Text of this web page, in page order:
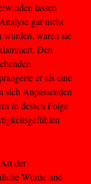
lassen
gar nicht
wurden, waren sie
Den
er als eine
sich Anpassenden
in dessen Folge
der
Würde und